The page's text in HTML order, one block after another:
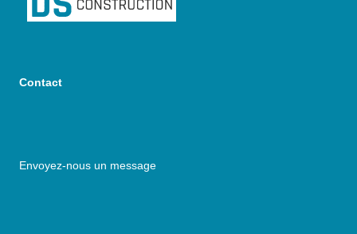
Contact
Envoyez-nous un message